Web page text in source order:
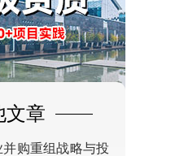
文章
并购重组战略与投